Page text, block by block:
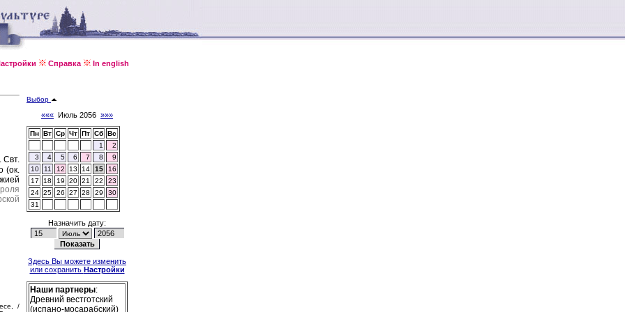
Справка In english
Свт.
(ок.
/
Выбор
««« Июль 2056 »»»
Пн Вт Ср Чт Пт Сб Вс
1
2
3
4 5 6 7 8
9
10
11 12 13 14 15
16
17
18 19 20 21 22
23
24 25 26 27 28 29
30
31
Назначить дату:
Здесь Вы можете изменить
или сохранить Настройки
Наши партнеры:
Древний вестготский
(испано-мосарабский)